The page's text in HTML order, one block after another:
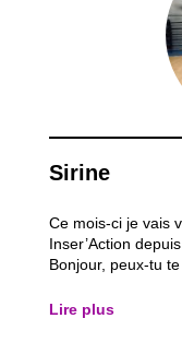
Sirine
Ce mois-ci je vais
Inser’Action
Bonjour, peux-tu
Depuis quand
Lire plus